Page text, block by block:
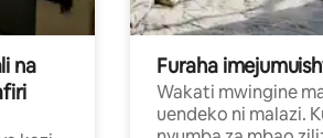
na
Furaha
Wakati mwingine
uendeko ni malazi.